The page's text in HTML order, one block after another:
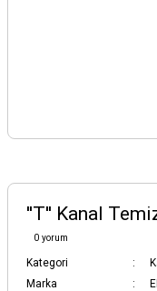
''T'' Kanal
0 yorum
Kategori
Marka